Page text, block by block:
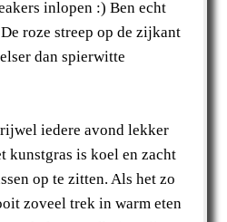
inlopen :) Ben echt
roze streep op de zijkant
dan spierwitte
iedere avond lekker
kunstgras is koel en zacht
op te zitten. Als het zo
zoveel trek in warm eten